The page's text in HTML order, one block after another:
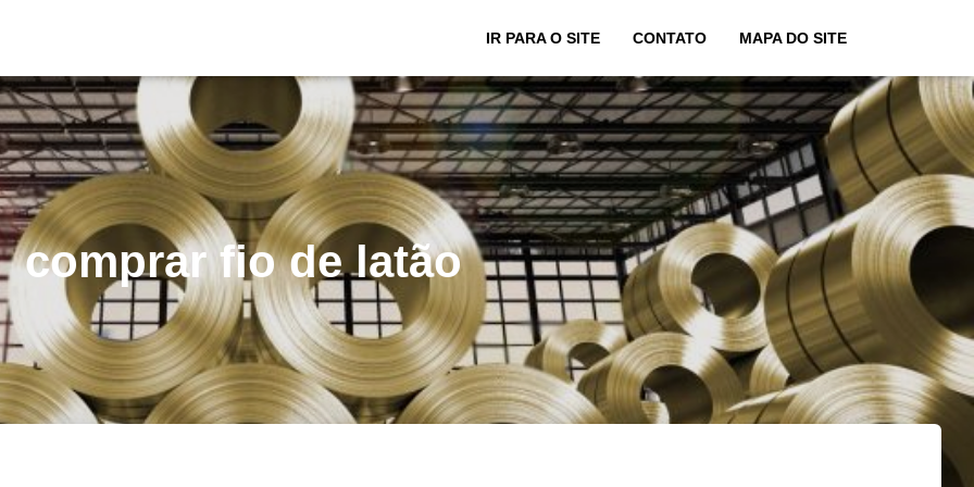
IR PARA O SITE CONTATO MAPA DO SITE
comprar fio de latão